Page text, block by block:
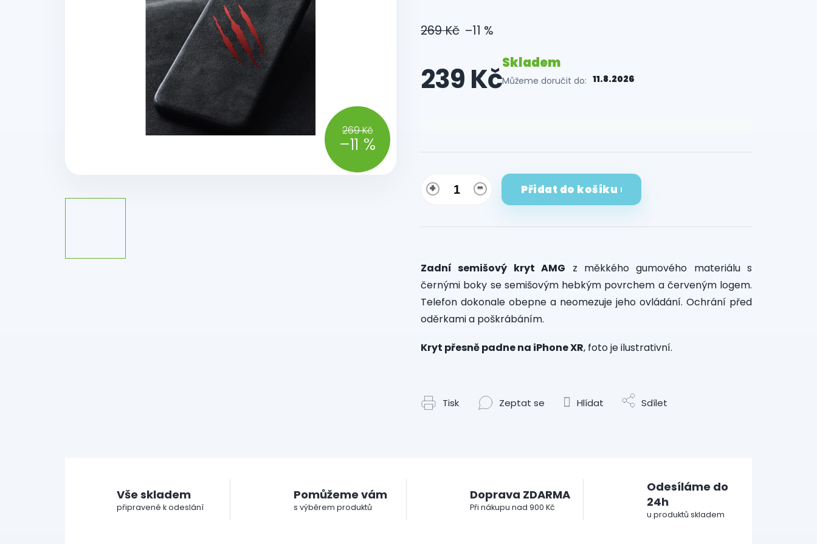
269 Kč
–11 %
269 Kč –11 %
239 KčSkladem
Můžeme doručit do: 11.8.2026
Přidat do košíku
Zadní semišový kryt AMG z měkkého gumového materiálu s
černými boky se semišovým hebkým povrchem a červeným logem.
Telefon dokonale obepne a neomezuje jeho ovládání. Ochrání před
oděrkami a poškrábáním.
Kryt přesně padne na iPhone XR, foto je ilustrativní.
Tisk Zeptat se Hlídat Sdílet
Vše skladem
připravené k odeslání
Pomůžeme vám
s výběrem produktů
Doprava ZDARMA
Při nákupu nad 900 Kč
Odesíláme do
24h
u produktů skladem